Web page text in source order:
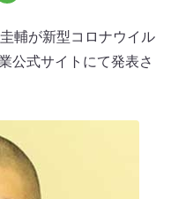
輔が新型コロナウイル
公式サイトにて発表さ